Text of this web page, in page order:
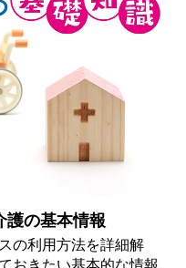
護の基本情報
の利用方法を詳細解